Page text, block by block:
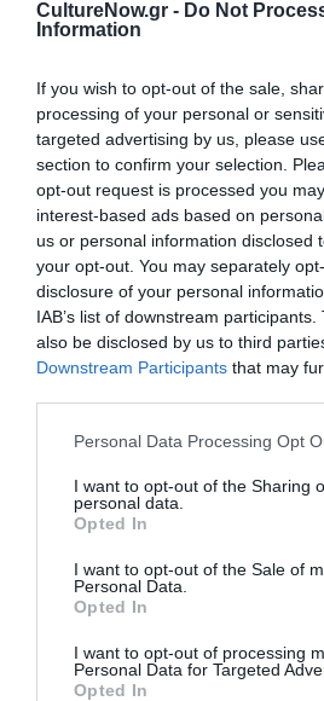
CultureNow.gr - Do Not
Information
If you wish to opt-out of the sale,
processing of your personal or
targeted advertising by us, please
section to confirm your selection.
opt-out request is processed you
interest-based ads based on
us or personal information disclosed
your opt-out. You may separately
disclosure of your personal
IAB’s list of downstream
also be disclosed by us to third
Downstream Participants that may
Personal Data Processing Opt
I want to opt-out of the Sharing
personal data.
Opted In
I want to opt-out of the Sale of
Personal Data.
Opted In
I want to opt-out of processing
Personal Data for Targeted
Opted In
Ακολουθήστε το Culturenow.gr
Δείτε όλα τατελευταία νέαγια
Πολιτισμό στοCulturenow.gr
Νέοι Διαγωνισμοί❯
Tags
ΙΔΡΥΜΑ ΕΙΚΑΣΤΙΚΩΝ ΤΕΧΝΩΝ ΚΑΙ
ΚΛΑΣΙΚΗ - ΟΠΕΡΑ
ΚΛΩΝΤ
Newsletter
Κάθε βδομάδα στο e-mail σας τα
την Τέχνη και τον Πολιτισμό!
Ακολουθήστε το